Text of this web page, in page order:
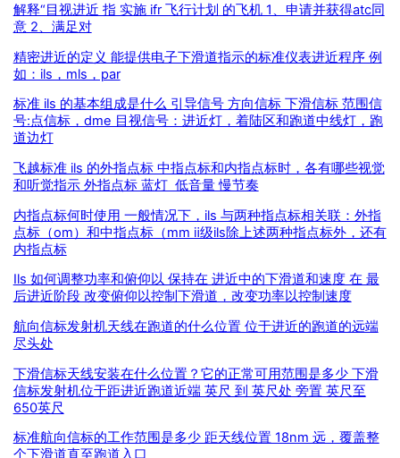
解释“目视进近 指 实施 ifr 飞行计划 的飞机 1、申请并获得atc同
意 2、满足对
精密进近的定义 能提供电子下滑道指示的标准仪表进近程序 例
如：ils，mls，par
标准 ils 的基本组成是什么 引导信号 方向信标 下滑信标 范围信
号:点信标，dme 目视信号：进近灯，着陆区和跑道中线灯，跑
道边灯
飞越标准 ils 的外指点标 中指点标和内指点标时，各有哪些视觉
和听觉指示 外指点标 蓝灯 低音量 慢节奏
内指点标何时使用 一般情况下，ils 与两种指点标相关联：外指
点标（om）和中指点标（mm ⅱ级ils除上述两种指点标外，还有
内指点标
Ils 如何调整功率和俯仰以 保持在 进近中的下滑道和速度 在 最
后进近阶段 改变俯仰以控制下滑道，改变功率以控制速度
航向信标发射机天线在跑道的什么位置 位于进近的跑道的远端
尽头处
下滑信标天线安装在什么位置？它的正常可用范围是多少 下滑
信标发射机位于距进近跑道近端 英尺 到 英尺处 旁置 英尺至
650英尺
标准航向信标的工作范围是多少 距天线位置 18nm 远，覆盖整
个下滑道直至跑道入口